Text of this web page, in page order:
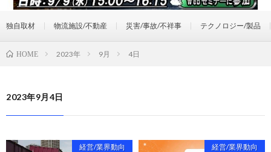
独自取材 物流施設/不動産 災害/事故/不祥事 テクノロジー/製品
HOME 2023年 9月 4日
2023年9月4日
経営/業界動向 経営/業界動向